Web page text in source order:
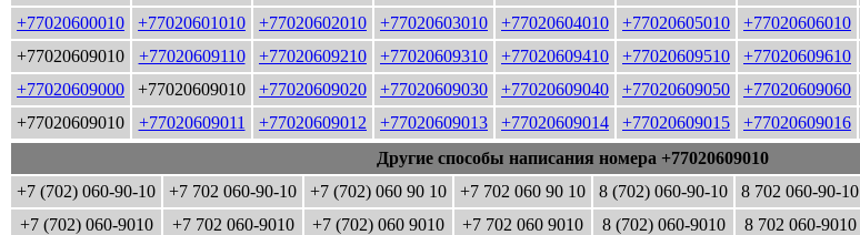
+77020600010
+77020601010 +77020602010 +77020603010 +77020604010 +77020605010 +77020606010
+77020609010
+77020609110 +77020609210 +77020609310 +77020609410 +77020609510 +77020609610
+77020609000
+77020609010 +77020609020 +77020609030 +77020609040 +77020609050 +77020609060
+77020609010
+77020609011 +77020609012 +77020609013 +77020609014 +77020609015 +77020609016
Другие способы написания номера +77020609010
+7 (702) 060-90-10
+7 702 060-90-10 +7 (702) 060 90 10 +7 702 060 90 10 8 (702) 060-90-10 8 702 060-90-10
+7 (702) 060-9010
+7 702 060-9010 +7 (702) 060 9010 +7 702 060 9010 8 (702) 060-9010 8 702 060-9010